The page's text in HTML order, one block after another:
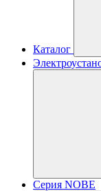
Каталог
Серия NOBE